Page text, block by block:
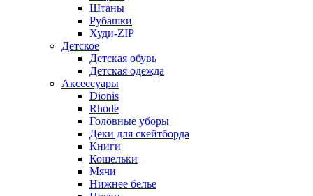
Штаны
Рубашки
Худи-ZIP
Детское
Детская обувь
Детская одежда
Аксессуары
Dionis
Rhode
Головные уборы
Деки для скейтборда
Книги
Кошельки
Мячи
Нижнее белье